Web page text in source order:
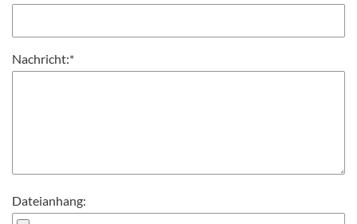
Nachricht:*
Dateianhang: